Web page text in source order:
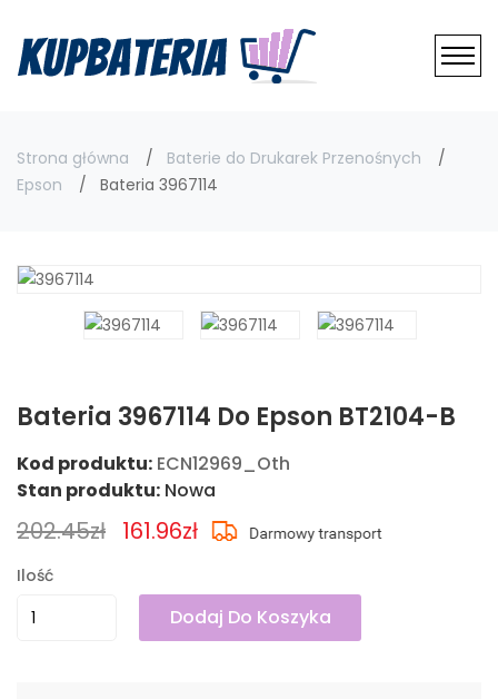
Strona główna
Baterie do Drukarek Przenośnych
Epson
Bateria 3967114
Bateria 3967114 Do Epson BT2104-B
Kod produktu: ECN12969_Oth
Stan produktu: Nowa
202.45zł 161.96zł
Ilość
Dodaj Do Koszyka